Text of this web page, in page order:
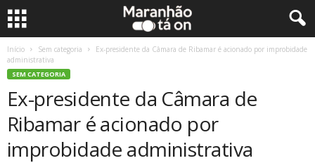
Início Sem categoria
Ex-presidente da Câmara de Ribamar é acionado por improbidade
administrativa
SEM CATEGORIA
Ex-presidente da Câmara de
Ribamar é acionado por
improbidade administrativa